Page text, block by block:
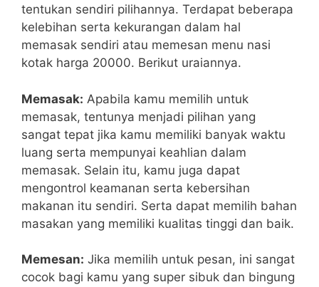
tentukan sendiri pilihannya. Terdapat beberapa
kelebihan serta kekurangan dalam hal
memasak sendiri atau memesan menu nasi
kotak harga 20000. Berikut uraiannya.
Memasak: Apabila kamu memilih untuk
memasak, tentunya menjadi pilihan yang
sangat tepat jika kamu memiliki banyak waktu
luang serta mempunyai keahlian dalam
memasak. Selain itu, kamu juga dapat
mengontrol keamanan serta kebersihan
makanan itu sendiri. Serta dapat memilih bahan
masakan yang memiliki kualitas tinggi dan baik.
Memesan: Jika memilih untuk pesan, ini sangat
cocok bagi kamu yang super sibuk dan bingung